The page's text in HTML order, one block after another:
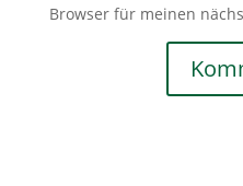
Browser für meinen